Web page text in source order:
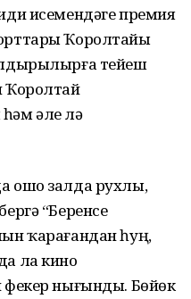
исемендәге премия
Ҡоролтайы
тейеш
Ҡоролтай
әле лә
ошо залда рухлы,
“Беренсе
ҡарағандан һуң,
ла кино
фекер нығынды. Бөйөк